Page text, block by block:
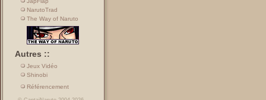
NarutoTrad
The Way of Naruto
Autres ::
Jeux Vidéo
Shinobi
Référencement